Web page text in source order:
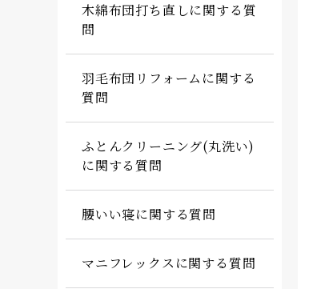
木綿布団打ち直しに関する質
問
羽毛布団リフォームに関する
質問
ふとんクリーニング(丸洗い)
に関する質問
腰いい寝に関する質問
マニフレックスに関する質問